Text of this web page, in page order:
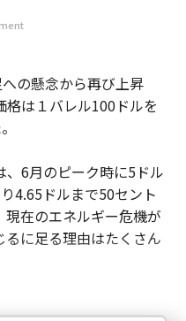
の懸念から再び上昇
格は１バレル100ドルを
6月のピーク時に5ドル
4.65ドルまで50セント
在のエネルギー危機が
に足る理由はたくさん